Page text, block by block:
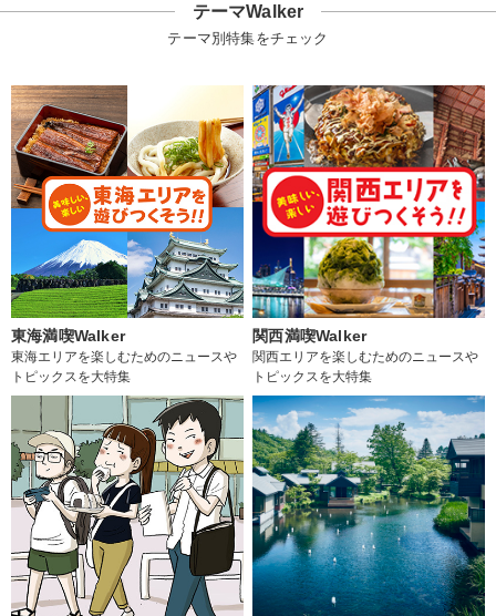
テーマWalker
テーマ別特集をチェック
東海満喫Walker
東海エリアを楽しむためのニュースや
トピックスを大特集
関西満喫Walker
関西エリアを楽しむためのニュースや
トピックスを大特集